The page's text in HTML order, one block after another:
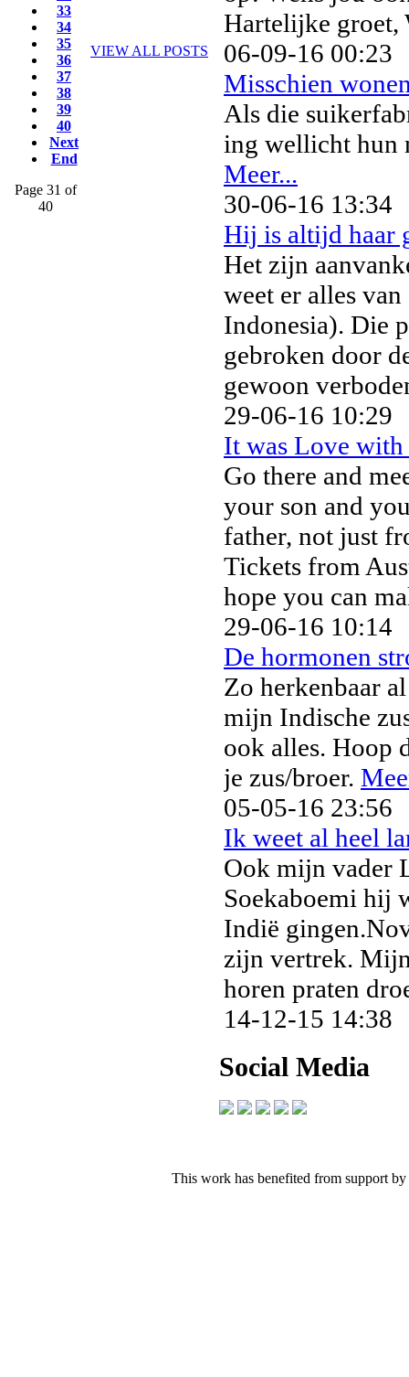
33
34
35
36
37
38
39
40
Next
End
Page 31 of
40
VIEW ALL POSTS
Hartelijke
06-09-16 00:23
Misschien
Als die
ing wellicht hun
Meer...
30-06-16 13:34
Hij is altijd haar
Het zijn
weet er alles
Indonesia). Die
gebroken door
gewoon
29-06-16 10:29
It was Love
Go there and
your son and
father, not just
Tickets from
hope you can
29-06-16 10:14
De hormonen
Zo herkenbaar
mijn Indische
ook alles. Hoop
je zus/broer.
05-05-16 23:56
Ik weet al heel
Ook mijn vader
Soekaboemi hij
Indië
zijn vertrek.
horen praten
14-12-15 14:38
Social Media
This work has benefited from support